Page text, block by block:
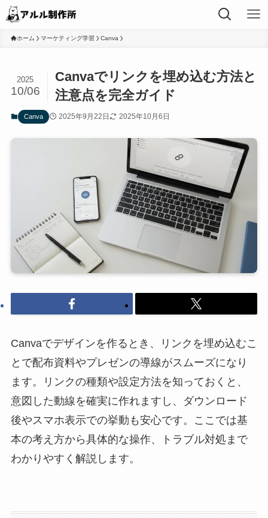
ホーム マーケティング学習 Canva
Canvaでリンクを埋め込む方法と
注意点を完全ガイド
2025
10/06
Canva 2025年9月22日 2025年10月6日
Canvaでデザインを作るとき、リンクを埋め込むこ
とで配布資料やプレゼンの導線がスムーズになり
ます。リンクの種類や設定方法を知っておくと、
意図した動線を確実に作れますし、ダウンロード
後やスマホ表示での挙動も安心です。ここでは基
本の考え方から具体的な操作、トラブル対処まで
わかりやすく解説します。